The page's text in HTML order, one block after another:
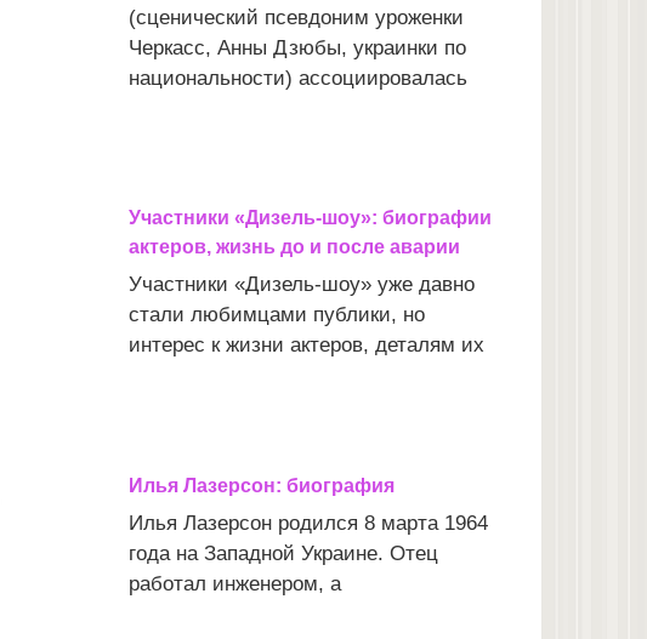
(сценический псевдоним уроженки
Черкасс, Анны Дзюбы, украинки по
национальности) ассоциировалась
Участники «Дизель-шоу»: биографии
актеров, жизнь до и после аварии
Участники «Дизель-шоу» уже давно
стали любимцами публики, но
интерес к жизни актеров, деталям их
Илья Лазерсон: биография
Илья Лазерсон родился 8 марта 1964
года на Западной Украине. Отец
работал инженером, а